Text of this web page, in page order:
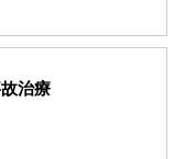
治療